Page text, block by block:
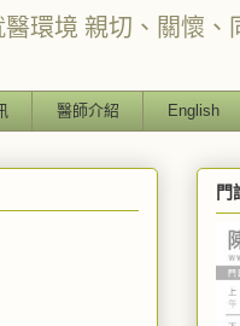
環境 親切、關懷、
醫師介紹 English
門